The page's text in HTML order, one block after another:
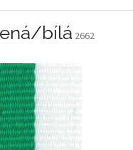
bílá 2662